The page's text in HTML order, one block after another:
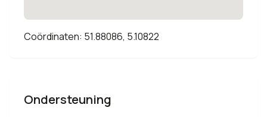
Coördinaten: 51.88086, 5.10822
Ondersteuning